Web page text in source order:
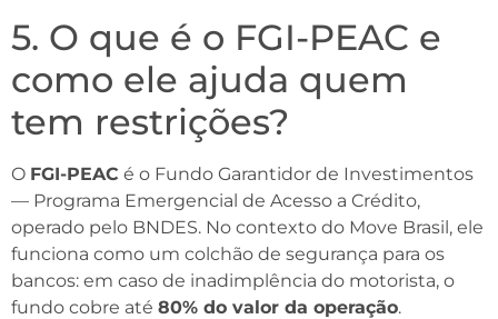
5. O que é o FGI-PEAC e
como ele ajuda quem
tem restrições?
O FGI-PEAC é o Fundo Garantidor de Investimentos
— Programa Emergencial de Acesso a Crédito,
operado pelo BNDES. No contexto do Move Brasil, ele
funciona como um colchão de segurança para os
bancos: em caso de inadimplência do motorista, o
fundo cobre até 80% do valor da operação.